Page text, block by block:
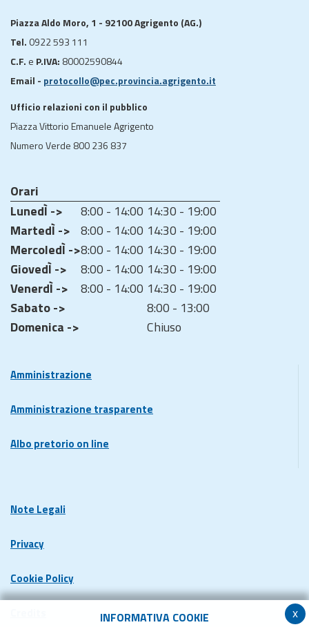
x
INFORMATIVA COOKIE
Piazza Aldo Moro, 1 - 92100 Agrigento (AG.)
Tel. 0922 593 111
C.F. e P.IVA: 80002590844
Email - protocollo@pec.provincia.agrigento.it
Ufficio relazioni con il pubblico
Piazza Vittorio Emanuele Agrigento
Numero Verde 800 236 837
Orari
LunedÌ ->
8:00 - 14:00 14:30 - 19:00
MartedÌ -> 8:00 - 14:00 14:30 - 19:00
MercoledÌ ->8:00 - 14:00 14:30 - 19:00
GiovedÌ ->
8:00 - 14:00 14:30 - 19:00
VenerdÌ ->
8:00 - 14:00 14:30 - 19:00
Sabato ->
8:00 - 13:00
Domenica ->
Chiuso
Amministrazione
Amministrazione trasparente
Albo pretorio on line
Note Legali
Privacy
Cookie Policy